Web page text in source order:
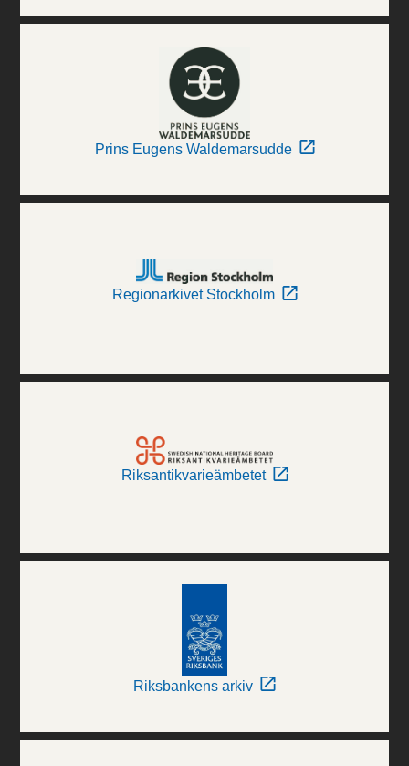
Prins Eugens Waldemarsudde
Regionarkivet Stockholm
Riksantikvarieämbetet
Riksbankens arkiv